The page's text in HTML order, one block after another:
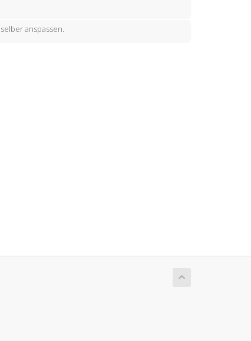
anspassen.